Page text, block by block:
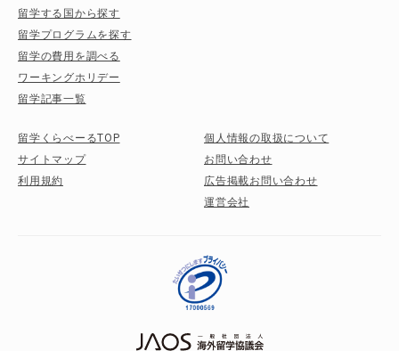
留学する国から探す
留学プログラムを探す
留学の費用を調べる
ワーキングホリデー
留学記事一覧
留学くらべーるTOP
サイトマップ
利用規約
個人情報の取扱について
お問い合わせ
広告掲載お問い合わせ
運営会社